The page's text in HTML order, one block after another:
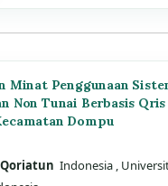
Minat Penggunaan
Non Tunai Berbasis Qris
Dompu
Indonesia ,